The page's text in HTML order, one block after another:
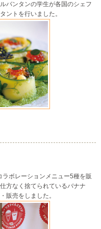
バンタンの学生が各国のシェフ
ントを行いました。
ラボレーションメニュー5種を販
方なく捨てられているバナナ
販売をしました。